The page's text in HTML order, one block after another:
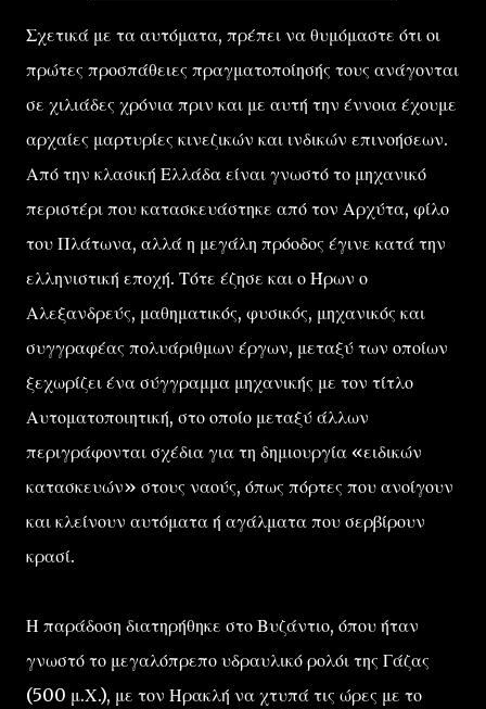
Σχετικά με τα αυτόματα, πρέπει να θυμόμαστε ότι οι
πρώτες προσπάθειες πραγματοποίησής τους ανάγονται
σε χιλιάδες χρόνια πριν και με αυτή την έννοια έχουμε
αρχαίες μαρτυρίες κινεζικών και ινδικών επινοήσεων.
Από την κλασική Ελλάδα είναι γνωστό το μηχανικό
περιστέρι που κατασκευάστηκε από τον Αρχύτα, φίλο
του Πλάτωνα, αλλά η μεγάλη πρόοδος έγινε κατά την
ελληνιστική εποχή. Τότε έζησε και ο Ήρων ο
Αλεξανδρεύς, μαθηματικός, φυσικός, μηχανικός και
συγγραφέας πολυάριθμων έργων, μεταξύ των οποίων
ξεχωρίζει ένα σύγγραμμα μηχανικής με τον τίτλο
Αυτοματοποιητική, στο οποίο μεταξύ άλλων
περιγράφονται σχέδια για τη δημιουργία «ειδικών
κατασκευών» στους ναούς, όπως πόρτες που ανοίγουν
και κλείνουν αυτόματα ή αγάλματα που σερβίρουν
κρασί.
Η παράδοση διατηρήθηκε στο Βυζάντιο, όπου ήταν
γνωστό το μεγαλόπρεπο υδραυλικό ρολόι της Γάζας
(500 μ.Χ.), με τον Ηρακλή να χτυπά τις ώρες με το